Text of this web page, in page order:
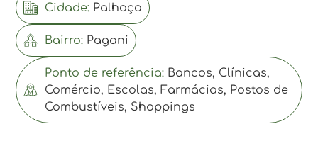
Cidade: Palhoça
Bairro: Pagani
Ponto de referência: Bancos, Clínicas,
Comércio, Escolas, Farmácias, Postos de
Combustíveis, Shoppings